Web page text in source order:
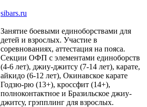
sibars.ru
Занятие боевыми единоборствами для
детей и взрослых. Участие в
соревнованиях, аттестация на пояса.
Секции ОФП с элементами единоборств
(4-6 лет), джиу-джитсу (7-14 лет), карате,
айкидо (6-12 лет), Окинавское карате
Годзю-рю (13+), кроссфит (14+),
полноконтактное и Бразильское джиу-
джитсу, грэпплинг для взрослых.